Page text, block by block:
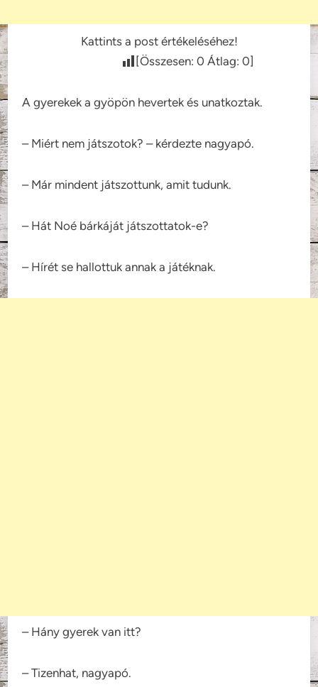
Kattints a post értékeléséhez!
[Összesen: 0 Átlag: 0]
A gyerekek a gyöpön hevertek és unatkoztak.
– Miért nem játszotok? – kérdezte nagyapó.
– Már mindent játszottunk, amit tudunk.
– Hát Noé bárkáját játszottatok-e?
– Hírét se hallottuk annak a játéknak.
– Hány gyerek van itt?
– Tizenhat, nagyapó.